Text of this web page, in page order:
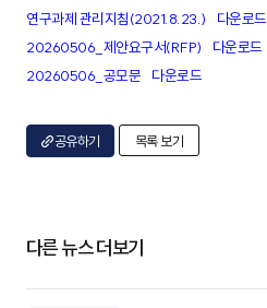
연구과제 관리지침(2021.8.23.)
다운로드
20260506_제안요구서(RFP)
다운로드
20260506_공모문
다운로드
공유하기 목록 보기
다른 뉴스 더보기